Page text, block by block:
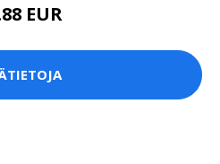
EUR